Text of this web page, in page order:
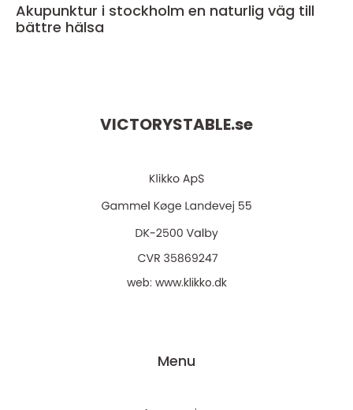
Akupunktur i stockholm en naturlig väg till
bättre hälsa
VICTORYSTABLE.se
web: www.klikko.dk
Menu